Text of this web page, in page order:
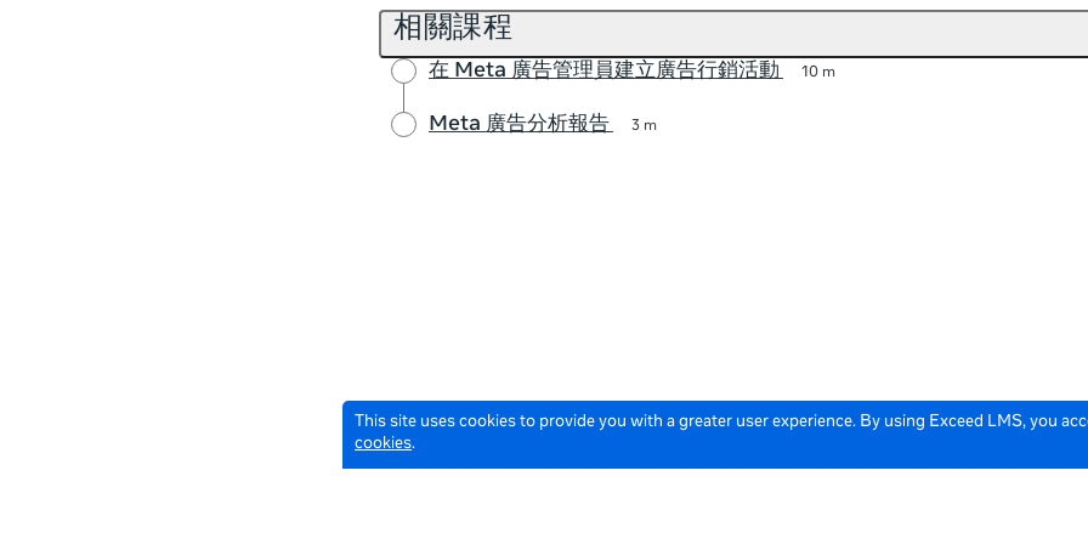
This site uses cookies to provide you with a greater user experience. By using Exceed LMS, you
cookies.
相關課程
在 Meta 廣告管理員建立廣告行銷活動 10 m
Meta 廣告分析報告 3 m